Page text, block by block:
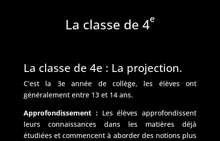
La classe de 4e
La classe de 4e : La projection.
C’est la 3e année de collège, les élèves ont
généralement entre 13 et 14 ans.
Approfondissement :Les élèves approfondissent
leurs connaissances dans les matières déjà
étudiées et commencent à aborder des notions plus